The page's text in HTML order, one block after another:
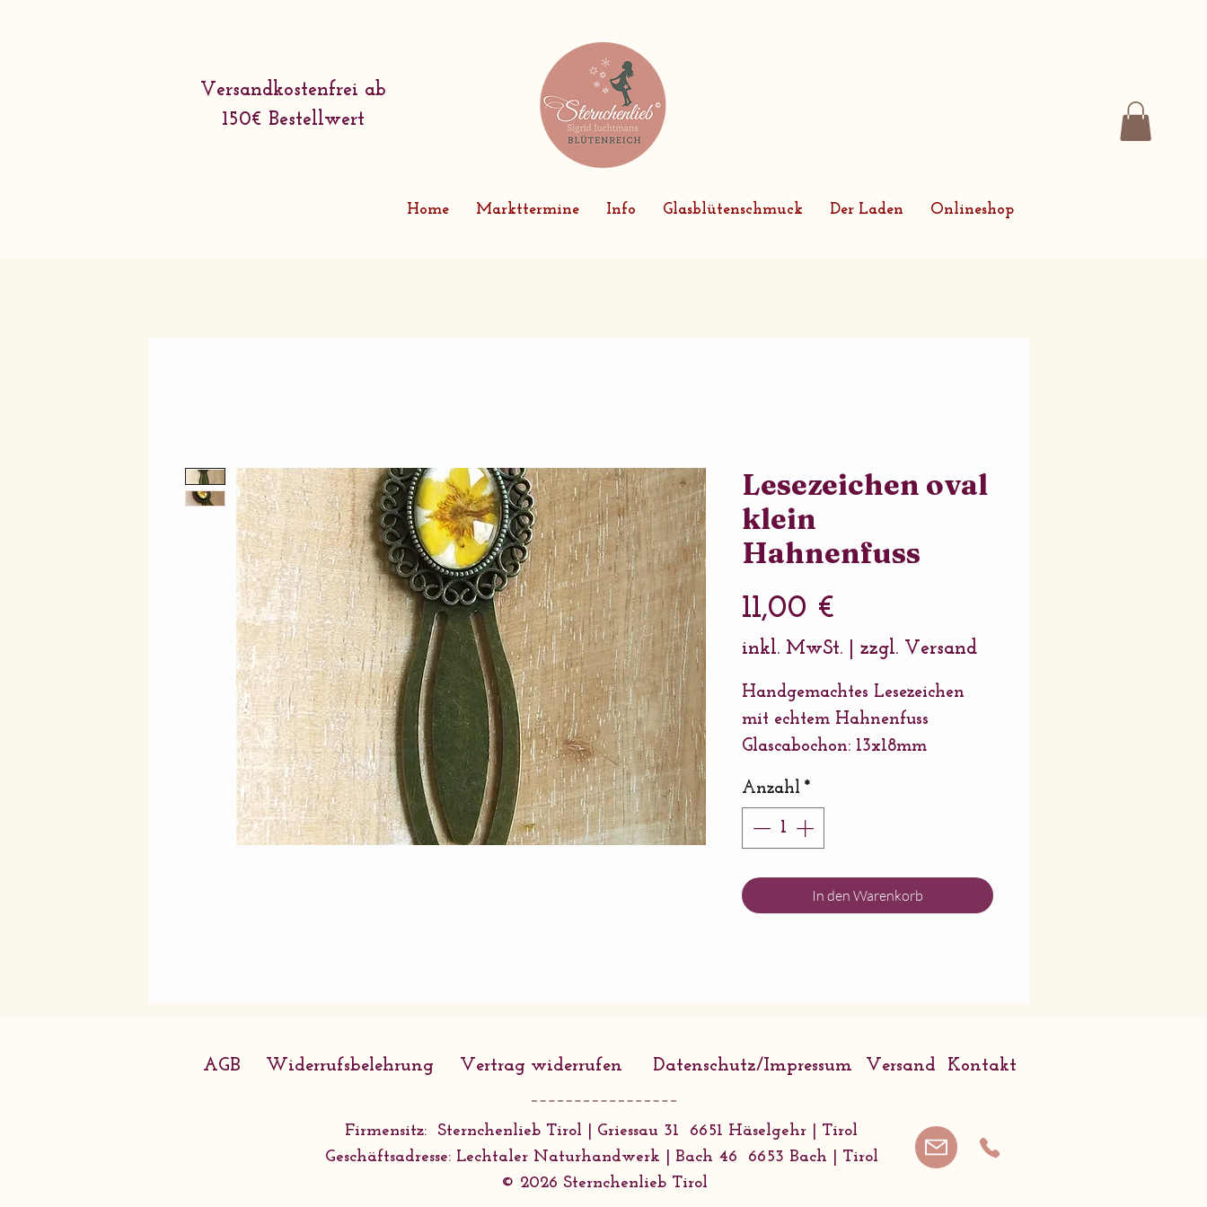
Home Markttermine Info Glasblütenschmuck Der Laden Onlineshop
Versandkostenfrei ab
150€ Bestellwert
Lesezeichen oval
klein
Hahnenfuss
11,00 €
inkl. MwSt. zzgl. Versand
Handgemachtes Lesezeichen
mit echtem Hahnenfuss
Glascabochon: 13x18mm
Größe: 75x25x3mm
Pflanze: Hahnenfuss
Inkl. Pflanzenbeschreibung
Anzahl *
In den Warenkorb
AGB Widerrufsbelehrung Vertrag widerrufen Datenschutz/Impressum Versand Kontakt
Firmensitz: Sternchenlieb Tirol | Griessau 31 6651 Häselgehr | Tirol
Geschäftsadresse: Lechtaler Naturhandwerk | Bach 46 6653 Bach | Tirol
© 2026 Sternchenlieb Tirol